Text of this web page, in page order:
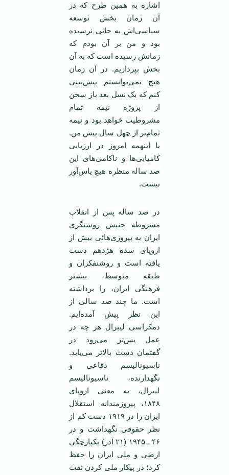
اشاره به همین طرح که در
آن زمان بخش توسعه
سیاسی‌اش به جائی نرسیده
بود و من بر آن بودم که
زمانش رسیده است که به آن
بخش بپردازیم. در آن زمان
هیچ نمی‌توانستم پیش‌بینی
کنم که یک نسل بعد باز سخن
از پروژه نیمه تمام
مشروطیت خواهد بود و نیمه
تمام‌تر از چهل سال پیش من.
با اینهمه امروز در ارزیابی
کامیابی‌ها و ناکامی‌های این
صد ساله منظره هیچ یاس‌آور
نیست.
در صد ساله پس از انقلاب
مشروطه جنبش روشنگری
ایران به پیروزی‌هائی بیش از
اروپای سده هژدهم دست
یافته است و روشنفکران و
طبقه متوسط، بیشتر
فرهنگی ایران، را برداشته
است. ما چند صد سالی از
این نظر پیش آمده‌ایم.
دمکراسی لیبرال هر چه در
عمل پس‌تر می‌رود در
گفتمان دست بالا‌تر می‌یابد.
ناسیونالیسم دفاعی و
نگهدارنده، ناسیونالیسم
لیبرال، به معنی اروپای
۱۸۴۸، پیروزمندانه استقلال
ایران را در ۱۹۱۹ دست کم از
نظر حقوقی نگهداشت و در
۴۶ ـ ۱۹۴۵ (۲۱ آذر) یکپارچگی
ارضی و ملی ایران را حفظ
کرد؛ در پیکار ملی کردن نفت